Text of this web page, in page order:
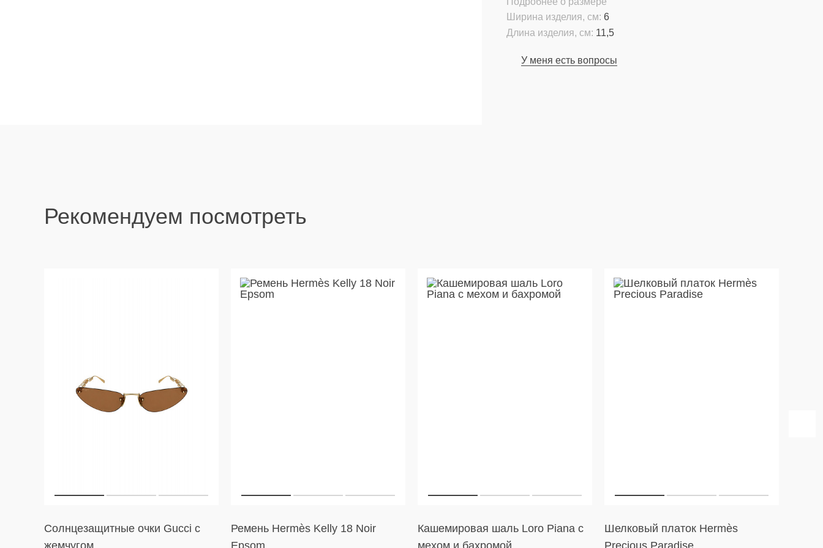
Длина изделия, см: 11,5
Ширина изделия, см: 6
У меня есть вопросы
Рекомендуем посмотреть
Солнцезащитные очки Gucci с
жемчугом
Ремень Hermès Kelly 18 Noir
Epsom
Кашемировая шаль Loro Piana с
мехом и бахромой
Шелковый платок Hermès
Precious Paradise